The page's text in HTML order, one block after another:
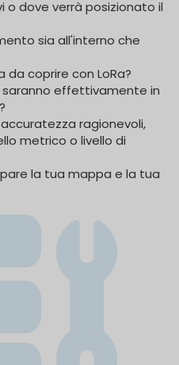
o dove verrà posizionato il
sia all'interno che
coprire con LoRa?
saranno effettivamente in
ragionevoli,
metrico o livello di
la tua mappa e la tua